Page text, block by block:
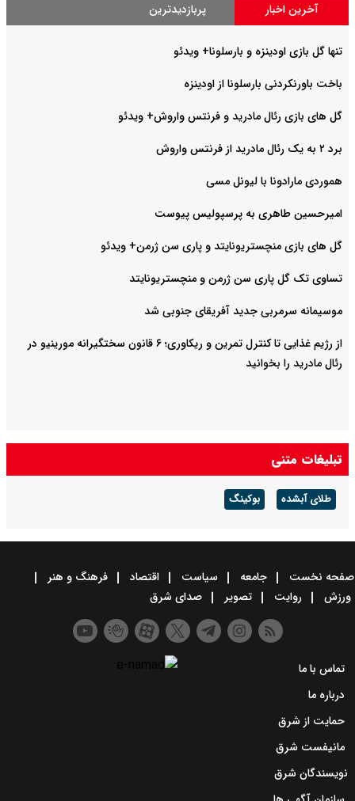
آخرین اخبار پربازدیدترین
تنها گل بازی اودینزه و بارسلونا+ ویدئو
باخت باورنکردنی بارسلونا از اودینزه
گل های بازی رئال مادرید و فرنتس واروش+ ویدئو
برد ۲ به یک رئال مادرید از فرنتس واروش
هموردی مارادونا با لیونل مسی
امیرحسین طاهری به پرسپولیس پیوست
گل های بازی منچستریونایتد و پاری سن ژرمن+ ویدئو
تساوی تک گل پاری سن ژرمن و منچستریونایتد
موسیمانه سرمربی جدید آفریقای جنوبی شد
از رژیم غذایی تا کنترل تمرین و ریکاوری؛ ۶ قانون سختگیرانه مورینیو در
رئال مادرید را بخوانید
تبلیغات متنی
طلای آبشده بوکینگ
صفحه نخست جامعه سیاست اقتصاد
فرهنگ و هنر
ورزش
روایت تصویر صدای شرق
تماس با ما
درباره ما
حمایت از شرق
مانیفست شرق
نویسندگان شرق